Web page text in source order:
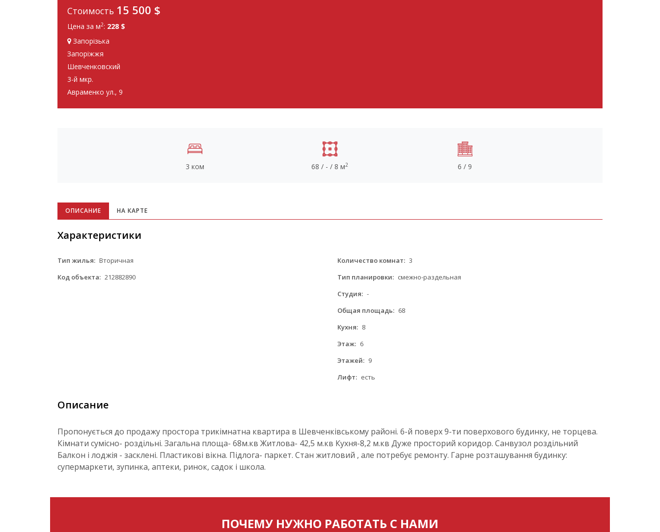
Стоимость 15 500 $
Цена за м2: 228 $
Запорізька
Запоріжжя
Шевченковский
3-й мкр.
Авраменко ул., 9
3 ком 68 / - / 8 м2 6 / 9
ОПИСАНИЕ НА КАРТЕ
Характеристики
Тип жилья: Вторичная
Код объекта: 212882890
Количество комнат: 3
Тип планировки: смежно-раздельная
Студия: -
Общая площадь: 68
Кухня: 8
Этаж: 6
Этажей: 9
Лифт: есть
Описание
Пропонується до продажу простора трикімнатна квартира в Шевченківському районі. 6-й поверх 9-ти поверхового будинку, не торцева.
Кімнати сумісно- роздільні. Загальна площа- 68м.кв Житлова- 42,5 м.кв Кухня-8,2 м.кв Дуже просторий коридор. Санвузол роздільний
Балкон і лоджія - засклені. Пластикові вікна. Підлога- паркет. Стан житловий , але потребує ремонту. Гарне розташування будинку:
супермаркети, зупинка, аптеки, ринок, садок і школа.
ПОЧЕМУ НУЖНО РАБОТАТЬ С НАМИ